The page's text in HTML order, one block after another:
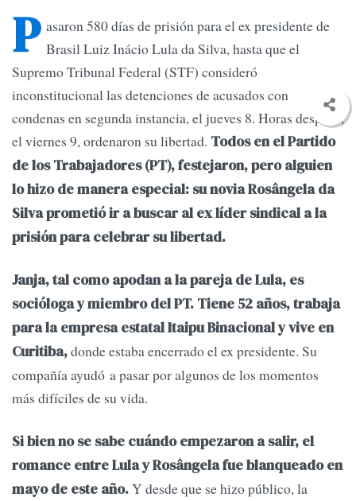
P asaron 580 días de prisión para el ex presidente de
Brasil Luiz Inácio Lula da Silva, hasta que el
Supremo Tribunal Federal (STF) consideró
inconstitucional las detenciones de acusados con
condenas en segunda instancia, el jueves 8. Horas después,
el viernes 9, ordenaron su libertad. Todos en el Partido
de los Trabajadores (PT), festejaron, pero alguien
lo hizo de manera especial: su novia Rosângela da
Silva prometió ir a buscar al ex líder sindical a la
prisión para celebrar su libertad.
Janja, tal como apodan a la pareja de Lula, es
socióloga y miembro del PT. Tiene 52 años, trabaja
para la empresa estatal Itaipu Binacional y vive en
Curitiba,donde estaba encerrado el ex presidente. Su
compañía ayudó a pasar por algunos de los momentos
más difíciles de su vida.
Si bien no se sabe cuándo empezaron a salir, el
romance entre Lula y Rosângela fue blanqueado en
mayo de este año.Y desde que se hizo público, la